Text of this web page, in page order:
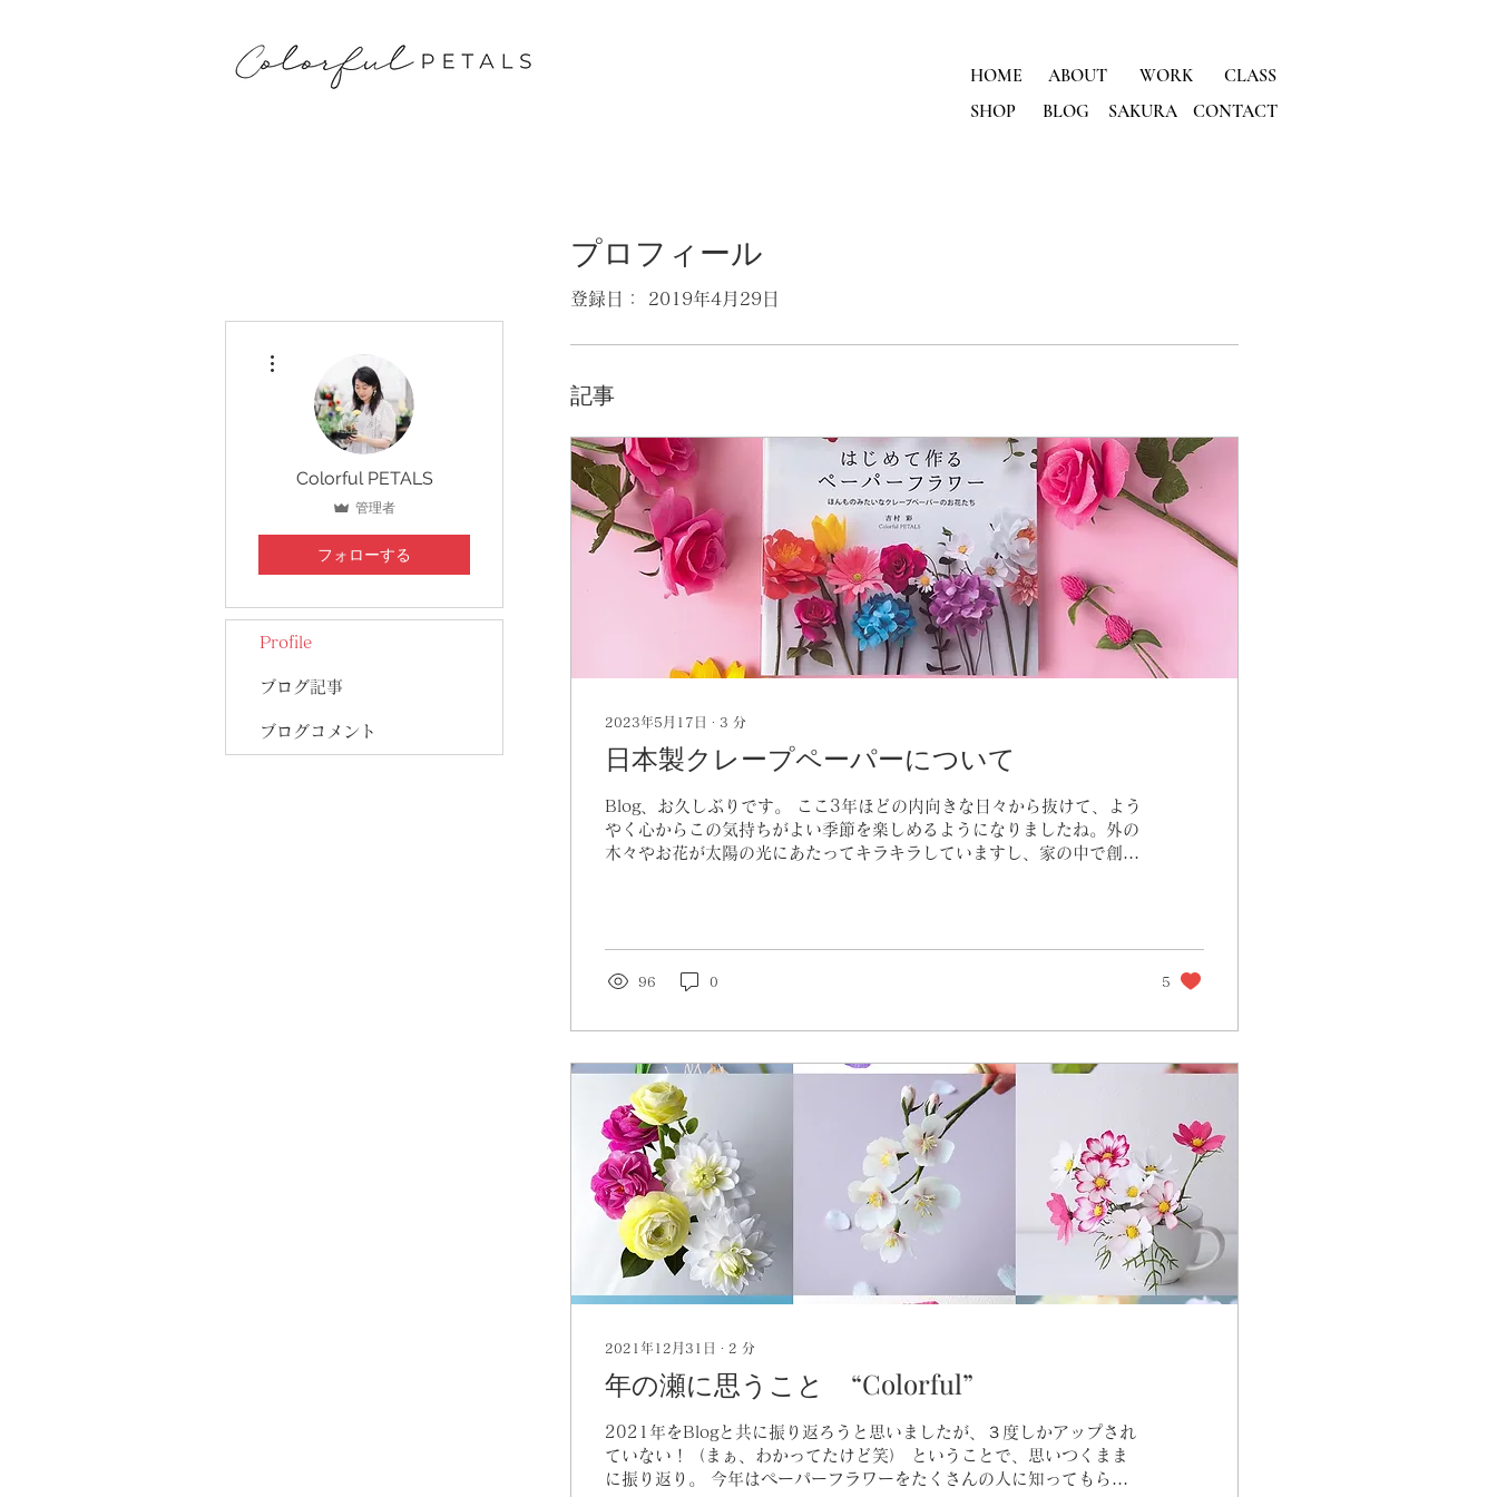
HOME
ABOUT
SHOP
BLOG
WORK
CLASS
CONTACT
SAKURA
プロフィール
登録日： 2019年4月29日
記事
2023年5月17日 ∙ 3 分
日本製クレープペーパーについて
Blog、お久しぶりです。 ここ3年ほどの内向きな日々から抜けて、よう
やく心からこの気持ちがよい季節を楽しめるようになりましたね。外の
木々やお花が太陽の光にあたってキラキラしていますし、家の中で創作
96 0 5
2021年12月31日 ∙ 2 分
年の瀬に思うこと “Colorful”
2021年をBlogと共に振り返ろうと思いましたが、３度しかアップされ
ていない！（まぁ、わかってたけど笑） ということで、思いつくまま
に振り返り。 今年はペーパーフラワーをたくさんの人に知ってもらう
Colorful PETALS
管理者
フォローする
Profile
ブログ記事
ブログコメント